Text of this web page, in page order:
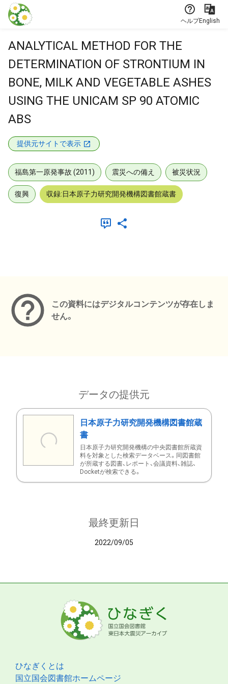
本文に飛ぶ
ヘルプEnglish
ANALYTICAL METHOD FOR THE
DETERMINATION OF STRONTIUM IN
BONE, MILK AND VEGETABLE ASHES
USING THE UNICAM SP 90 ATOMIC
ABS
提供元サイトで表示
福島第一原発事故 (2011) 震災への備え 被災状況
復興 収録:日本原子力研究開発機構図書館蔵書
この資料にはデジタルコンテンツが存在しま
せん。
データの提供元
日本原子力研究開発機構図書館蔵
書
日本原子力研究開発機構の中央図書館所蔵資
料を対象とした検索データベース。同図書館
が所蔵する図書、レポート、会議資料、雑誌、
Docketが検索できる。
最終更新日
2022/09/05
ひなぎくとは
国立国会図書館ホームページ